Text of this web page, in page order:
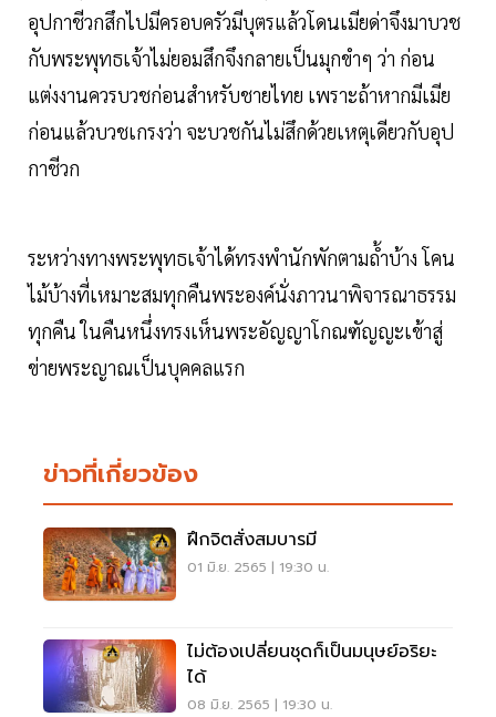
อุปกาชีวกสึกไปมีครอบครัวมีบุตรแล้วโดนเมียด่าจึงมาบวช
กับพระพุทธเจ้าไม่ยอมสึกจึงกลายเป็นมุกขำๆ ว่า​ ก่อน
แต่งงานควรบวชก่อนสำหรับชายไทย เพราะถ้าหากมีเมีย
ก่อนแล้วบวชเกรงว่า จะบวชกันไม่สึกด้วยเหตุเดียวกับอุป
กาชีวก​
ระหว่างทางพระพุทธเจ้าได้ทรงพำนักพักตามถ้ำบ้าง โคน
ไม้บ้างที่เหมาะสมทุกคืนพระองค์นั่งภาวนาพิจารณาธรรม
ทุกคืน​ ในคืนหนึ่งทรงเห็นพระอัญญาโกณฑัญญะเข้าสู่
ข่ายพระญาณเป็นบุคคลแรก
ข่าวที่เกี่ยวข้อง
ฝึกจิตสั่งสมบารมี
01 มิ.ย. 2565 | 19:30 น.
ไม่ต้องเปลี่ยนชุดก็เป็นมนุษย์อริยะ
ได้
08 มิ.ย. 2565 | 19:30 น.